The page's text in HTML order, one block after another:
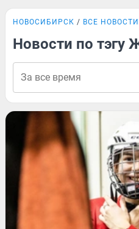
НОВОСИБИРСК ВСЕ НОВОСТИ
Новости по тэгу